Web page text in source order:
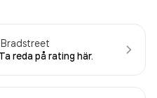
reda på rating här.